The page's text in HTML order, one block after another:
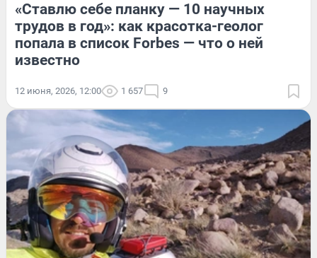
«Ставлю себе планку — 10 научных
трудов в год»: как красотка-геолог
попала в список Forbes — что о ней
известно
12 июня, 2026, 12:00 1 657 9